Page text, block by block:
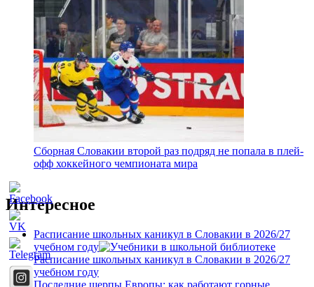
Сборная Словакии второй раз подряд не попала в плей-
офф хоккейного чемпионата мира
Интересное
Расписание школьных каникул в Словакии в 2026/27
учебном году
Расписание школьных каникул в Словакии в 2026/27
учебном году
Последние шерпы Европы: как работают горные